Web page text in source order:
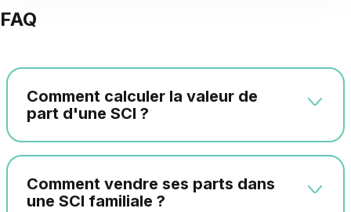
FAQ
Comment calculer la valeur de
part d'une SCI ?
Comment vendre ses parts dans
une SCI familiale ?